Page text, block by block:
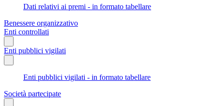
Dati relativi ai premi - in formato tabellare
Benessere organizzativo
Enti controllati
Enti pubblici vigilati
Enti pubblici vigilati - in formato tabellare
Società partecipate